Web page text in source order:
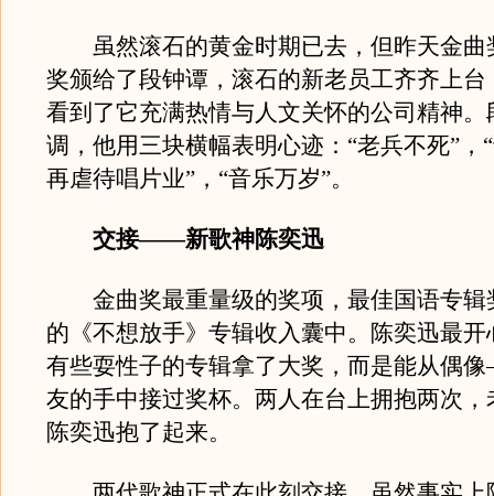
虽然滚石的黄金时期已去，但昨天金曲
奖颁给了段钟谭，滚石的新老员工齐齐上台
看到了它充满热情与人文关怀的公司精神。
调，他用三块横幅表明心迹：“老兵不死”，
再虐待唱片业”，“音乐万岁”。
交接——新歌神陈奕迅
金曲奖最重量级的奖项，最佳国语专辑
的《不想放手》专辑收入囊中。陈奕迅最开
有些耍性子的专辑拿了大奖，而是能从偶
友的手中接过奖杯。两人在台上拥抱两次，
陈奕迅抱了起来。